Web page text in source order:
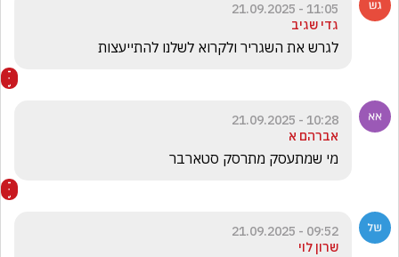
11:05 - 21.09.2025
גדי שגיב
לגרש את השגריר ולקרוא לשלנו להתייעצות
10:28 - 21.09.2025
אברהם א
מי שמתעסק מתרסק סטארבר
09:52 - 21.09.2025
שרון לוי